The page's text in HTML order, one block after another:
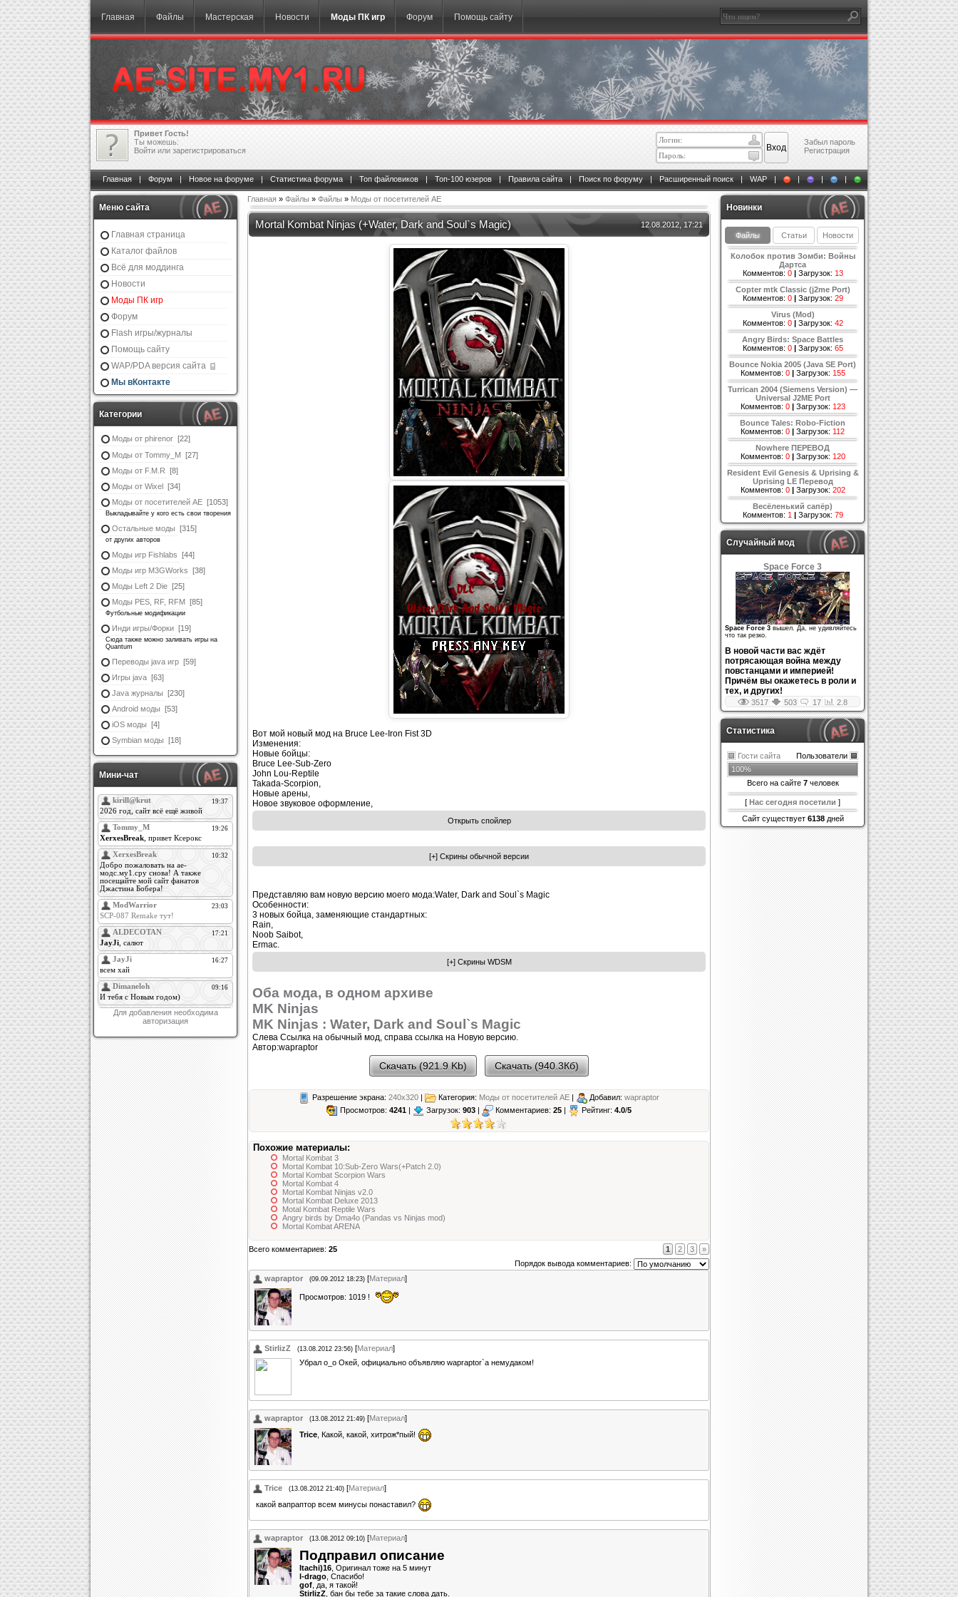
Главная Файлы Мастерская Новости Моды ПК игр Форум Помощь сайту
Привет Гость!
Ты можешь:
Войти или зарегистрироваться
Забыл пароль
Регистрация
Главная | Форум | Новое на форуме | Статистика форума | Топ файловиков | Топ-100 юзеров | Правила сайта | Поиск по форуму | Расширенный поиск | WAP | | | |
Меню сайта
Главная страница
Каталог файлов
Всё для моддинга
Новости
Моды ПК игр
Форум
Flash игры/журналы
Помощь сайту
WAP/PDA версия сайта
Мы вКонтакте
Категории
Моды от phirenor [22]
Моды от Tommy_M [27]
Моды от F.M.R [8]
Моды от Wixel [34]
Моды от посетителей АЕ [1053]
Выкладывайте у кого есть свои творения
Остальные моды [315]
от других авторов
Моды игр Fishlabs [44]
Моды игр M3GWorks [38]
Моды Left 2 Die [25]
Моды PES, RF, RFM [85]
Футбольные модификации
Инди игры/Форки [19]
Сюда также можно заливать игры на
Quantum
Переводы java игр [59]
Игры java [63]
Java журналы [230]
Android моды [53]
iOS моды [4]
Symbian моды [18]
Мини-чат
Для добавления необходима
авторизация
Главная » Файлы » Файлы » Моды от посетителей АЕ
12.08.2012, 17:21
Mortal Kombat Ninjas (+Water, Dark and Soul`s Magic)
Вот мой новый мод на Bruce Lee-Iron Fist 3D
Изменения:
Новые бойцы:
Bruce Lee-Sub-Zero
John Lou-Reptile
Takada-Scorpion,
Новые арены,
Новое звуковое оформление,
Представляю вам новую версию моего мода:Water, Dark and Soul`s Magic
Особенности:
3 новых бойца, заменяющие стандартных:
Rain,
Noob Saibot,
Ermac.
Оба мода, в одном архиве
MK Ninjas
MK Ninjas : Water, Dark and Soul`s Magic
Слева Ссылка на обычный мод, справа ссылка на Новую версию.
Автор:wapraptor
Скачать (921.9 Kb) Скачать (940.3Кб)
Разрешение экрана: 240x320 | Категория: Моды от посетителей АЕ | Добавил: wapraptor
Просмотров: 4241 | Загрузок: 903 | Комментариев: 25 | Рейтинг: 4.0/5
Похожие материалы:
Mortal Kombat 3
Mortal Kombat 10:Sub-Zero Wars(+Patch 2.0)
Mortal Kombat Scorpion Wars
Mortal Kombat 4
Mortal Kombat Ninjas v2.0
Mortal Kombat Deluxe 2013
Motal Kombat Reptile Wars
Angry birds by Dma4o (Pandas vs Ninjas mod)
Mortal Kombat ARENA
Всего комментариев: 25 1 2 3
»
Порядок вывода комментариев:
wapraptor
(09.09.2012 18:23) [Материал]
Просмотров: 1019 !
StirlizZ (13.08.2012 23:56) [Материал]
Убрал о_о Окей, официально объявляю wapraptor`a немудaкoм!
wapraptor (13.08.2012 21:49) [Материал]
Trice , Какой, какой, хитрож*пый!
Trice (13.08.2012 21:40) [Материал]
какой вапраптор всем минусы понаставил?
wapraptor (13.08.2012 09:10) [Материал]
Подправил описание
Itachi)16 , Оригинал тоже на 5 минут
l-drago , Спасибо!
gof , да, я такой!
StirlizZ , бан бы тебе за такие слова дать.
Новинки
Файлы Статьи Новости
Колобок против Зомби: Войны
Дартса
Комментов: 0| Загрузок: 13
Copter mtk Classic (j2me Port)
Комментов: 0| Загрузок: 29
Virus (Mod)
Комментов: 0| Загрузок: 42
Angry Birds: Space Battles
Комментов: 0| Загрузок: 65
Bounce Nokia 2005 (Java SE Port)
Комментов: 0| Загрузок: 155
Turrican 2004 (Siemens Version) —
Universal J2ME Port
Комментов: 0| Загрузок: 123
Bounce Tales: Robo-Fiction
Комментов: 0 | Загрузок: 112
Nowhere ПЕРЕВОД
Комментов: 0| Загрузок: 120
Resident Evil Genesis & Uprising &
Uprising LE Перевод
Комментов: 0| Загрузок: 202
Весёленький сапёр)
Комментов: 1 | Загрузок: 79
Случайный мод
Space Force 3
Space Force 3 вышел. Да, не удивляйтесь
что так резко.
В новой части вас ждёт
потрясающая война между
повстанцами и империей!
Причём вы окажетесь в роли и
тех, и других!
3517 503 17 2.8
Статистика
Пользователи
Гости сайта
100%
Всего на сайте 7человек
[ Нас сегодня посетили ]
Сайт существует 6138дней